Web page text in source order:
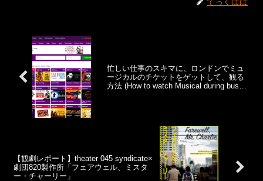
忙しい仕事のスキマに、ロンドンでミュ
ージカルのチケットをゲットして、観る
方法 (How to watch Musical during busy
【観劇レポート】theater 045 syndicate×
劇団820製作所「フェアウェル、ミスタ
ー・チャーリー」